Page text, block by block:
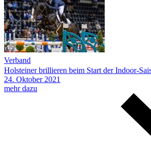
Verband
Holsteiner brillieren beim Start der Indoor-
24. Oktober 2021
mehr dazu